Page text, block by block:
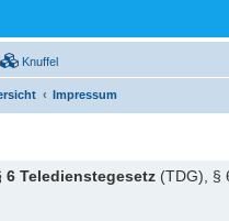
Knuffel
Impressum
6 Teledienstegesetz (TDG), §